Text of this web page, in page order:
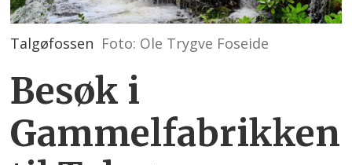
Talgøfossen Foto: Ole Trygve Foseide
Besøk i
Gammelfabrikken